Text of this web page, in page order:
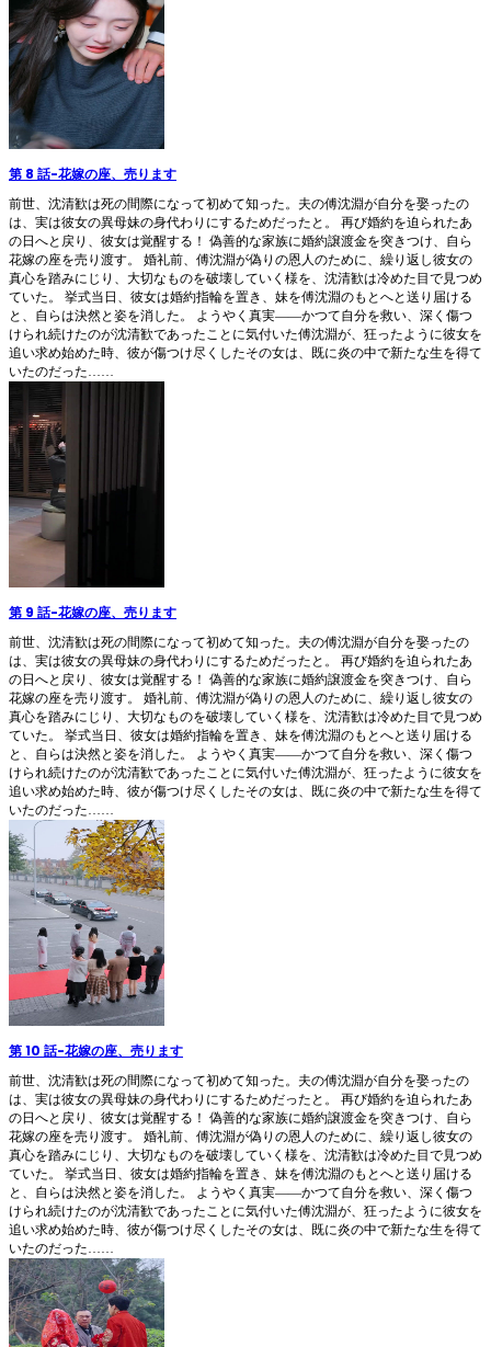
第 8 話-花嫁の座、売ります
前世、沈清歓は死の間際になって初めて知った。夫の傅沈淵が自分を娶ったの
は、実は彼女の異母妹の身代わりにするためだったと。 再び婚約を迫られたあ
の日へと戻り、彼女は覚醒する！ 偽善的な家族に婚約譲渡金を突きつけ、自ら
花嫁の座を売り渡す。 婚礼前、傅沈淵が偽りの恩人のために、繰り返し彼女の
真心を踏みにじり、大切なものを破壊していく様を、沈清歓は冷めた目で見つめ
ていた。 挙式当日、彼女は婚約指輪を置き、妹を傅沈淵のもとへと送り届ける
と、自らは決然と姿を消した。 ようやく真実――かつて自分を救い、深く傷つ
けられ続けたのが沈清歓であったことに気付いた傅沈淵が、狂ったように彼女を
追い求め始めた時、彼が傷つけ尽くしたその女は、既に炎の中で新たな生を得て
いたのだった……
第 9 話-花嫁の座、売ります
前世、沈清歓は死の間際になって初めて知った。夫の傅沈淵が自分を娶ったの
は、実は彼女の異母妹の身代わりにするためだったと。 再び婚約を迫られたあ
の日へと戻り、彼女は覚醒する！ 偽善的な家族に婚約譲渡金を突きつけ、自ら
花嫁の座を売り渡す。 婚礼前、傅沈淵が偽りの恩人のために、繰り返し彼女の
真心を踏みにじり、大切なものを破壊していく様を、沈清歓は冷めた目で見つめ
ていた。 挙式当日、彼女は婚約指輪を置き、妹を傅沈淵のもとへと送り届ける
と、自らは決然と姿を消した。 ようやく真実――かつて自分を救い、深く傷つ
けられ続けたのが沈清歓であったことに気付いた傅沈淵が、狂ったように彼女を
追い求め始めた時、彼が傷つけ尽くしたその女は、既に炎の中で新たな生を得て
いたのだった……
第 10 話-花嫁の座、売ります
前世、沈清歓は死の間際になって初めて知った。夫の傅沈淵が自分を娶ったの
は、実は彼女の異母妹の身代わりにするためだったと。 再び婚約を迫られたあ
の日へと戻り、彼女は覚醒する！ 偽善的な家族に婚約譲渡金を突きつけ、自ら
花嫁の座を売り渡す。 婚礼前、傅沈淵が偽りの恩人のために、繰り返し彼女の
真心を踏みにじり、大切なものを破壊していく様を、沈清歓は冷めた目で見つめ
ていた。 挙式当日、彼女は婚約指輪を置き、妹を傅沈淵のもとへと送り届ける
と、自らは決然と姿を消した。 ようやく真実――かつて自分を救い、深く傷つ
けられ続けたのが沈清歓であったことに気付いた傅沈淵が、狂ったように彼女を
追い求め始めた時、彼が傷つけ尽くしたその女は、既に炎の中で新たな生を得て
いたのだった……